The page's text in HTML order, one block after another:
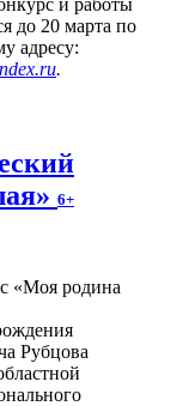
и работы
до 20 марта по
адресу:
.
6+
Рубцова